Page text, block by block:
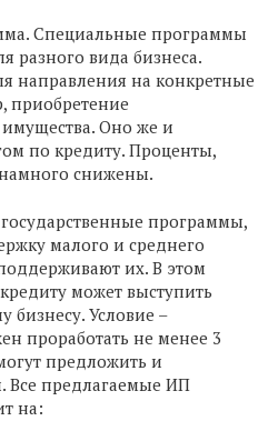
Специальные программы
разного вида бизнеса.
направления на конкретные
приобретение
Оно же и
по кредиту. Проценты,
намного снижены.
программы,
малого и среднего
их. В этом
может выступить
бизнесу. Условие –
проработать не менее 3
предложить и
Все предлагаемые ИП
на: